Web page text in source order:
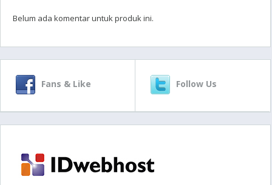
Belum ada komentar untuk produk ini.
Fans & Like Follow Us